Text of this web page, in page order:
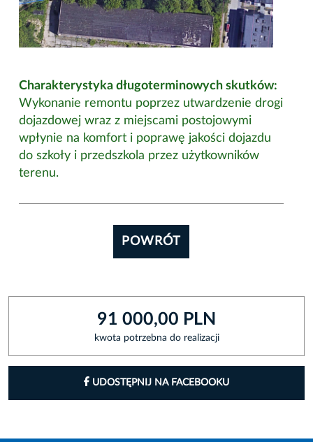
Charakterystyka długoterminowych skutków:
Wykonanie remontu poprzez utwardzenie drogi
dojazdowej wraz z miejscami postojowymi
wpłynie na komfort i poprawę jakości dojazdu
do szkoły i przedszkola przez użytkowników
terenu.
POWRÓT
91 000,00 PLN
kwota potrzebna do realizacji
UDOSTĘPNIJ NA FACEBOOKU